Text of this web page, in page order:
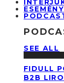
SEE ALL
FIDULL
B2B